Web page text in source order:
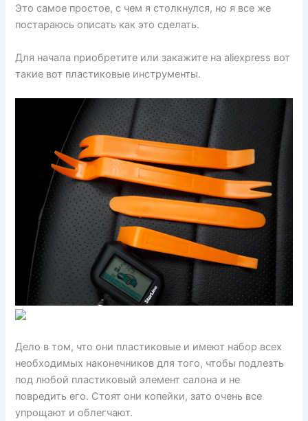
Это самое простое, с чем я столкнулся, но я все же
постараюсь описать как это сделать.
Для начала приобретите или закажите на aliexpress вот
такие вот пластиковые инструменты.
Дело в том, что они пластиковые и имеют набор всех
необходимых наконечников для того, чтобы подлезть
под любой пластиковый элемент салона и не
повредить его. Стоят они копейки, зато очень все
упрощают и облегчают.